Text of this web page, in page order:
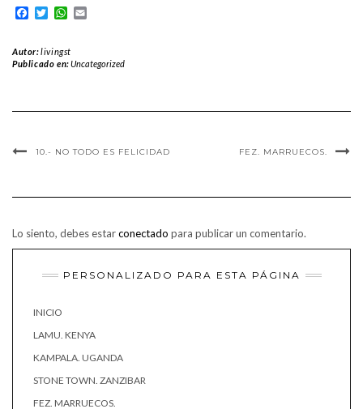
Facebook
TwitterWhatsApp
Autor:livingst
Publicado en:Uncategorized
10.- NO TODO ES FELICIDAD FEZ. MARRUECOS.
Lo siento, debes estarconectado para publicar un comentario.
PERSONALIZADO PARA ESTA PÁGINA
INICIO
LAMU. KENYA
KAMPALA. UGANDA
STONE TOWN. ZANZIBAR
FEZ. MARRUECOS.